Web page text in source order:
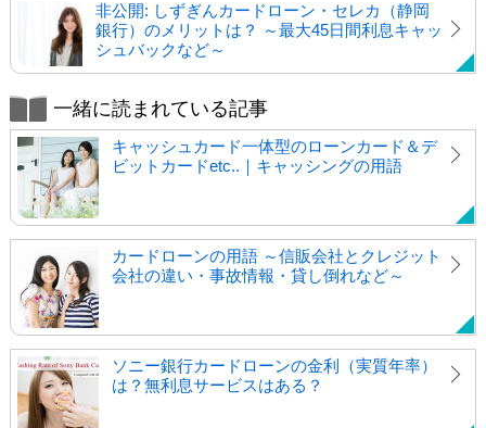
非公開: しずぎんカードローン・セレカ（静岡
銀行）のメリットは？ ～最大45日間利息キャッ
シュバックなど～
一緒に読まれている記事
キャッシュカード一体型のローンカード＆デ
ビットカードetc..｜キャッシングの用語
カードローンの用語 ～信販会社とクレジット
会社の違い・事故情報・貸し倒れなど～
ソニー銀行カードローンの金利（実質年率）
は？無利息サービスはある？